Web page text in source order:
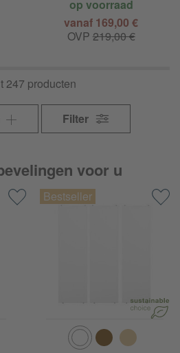
op voorraad
vanaf 169,00 €
OVP 219,00 €
247 producten
Filter
voor u